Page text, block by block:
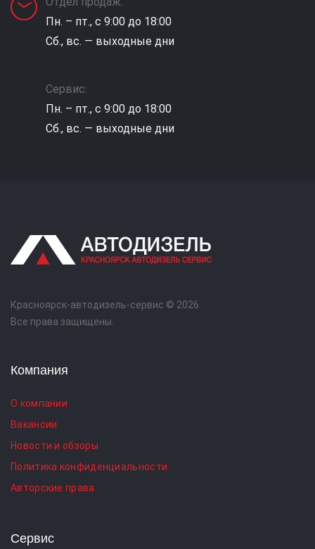
Пн. – пт., с 9:00 до 18:00
Сб., вс. — выходные дни
Сервис:
Пн. – пт., с 9:00 до 18:00
Сб., вс. — выходные дни
Красноярск-автодизель-сервис © 2026.
Все права защищены.
Компания
О компании
Вакансии
Новости и обзоры
Политика конфиденциальности
Авторские права
Сервис